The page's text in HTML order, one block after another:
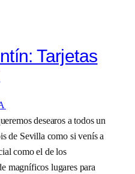
Tarjetas
desearos a todos un
de Sevilla como si venís a
como el de los
magníficos lugares para